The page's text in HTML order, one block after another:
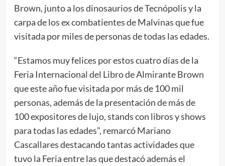
Brown, junto a los dinosaurios de Tecnópolis y la
carpa de los ex combatientes de Malvinas que fue
visitada por miles de personas de todas las edades.
“Estamos muy felices por estos cuatro días de la
Feria Internacional del Libro de Almirante Brown
que este año fue visitada por más de 100 mil
personas, además de la presentación de más de
100 expositores de lujo, stands con libros y shows
para todas las edades”, remarcó Mariano
Cascallares destacando tantas actividades que
tuvo la Feria entre las que destacó además el